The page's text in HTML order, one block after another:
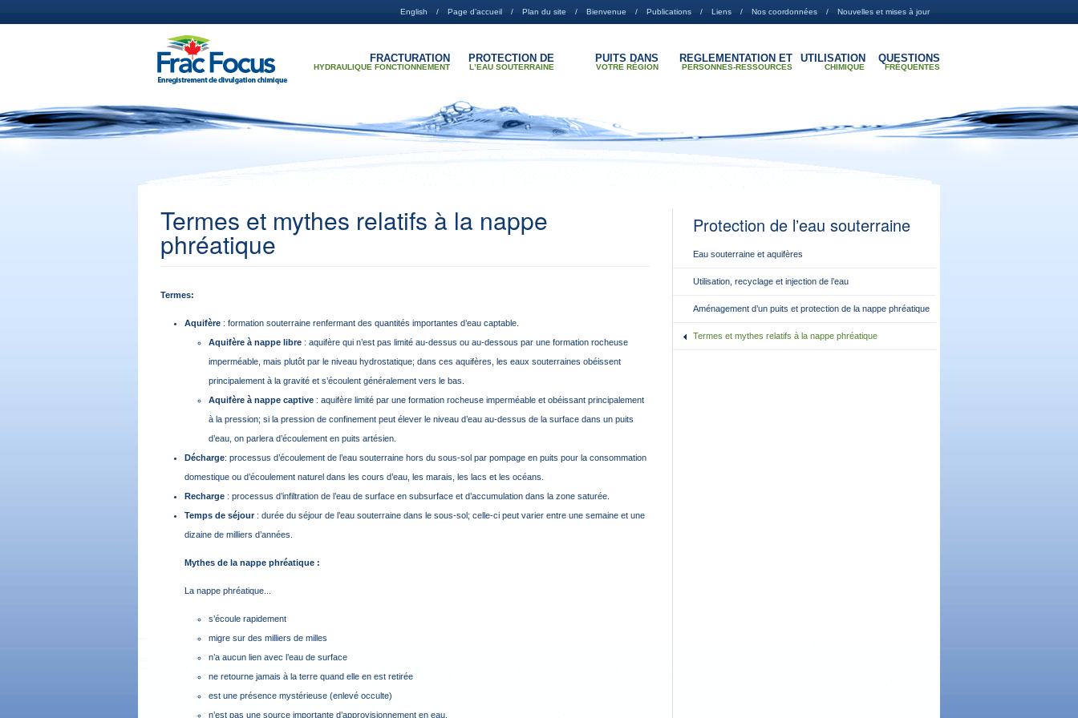
English
Page d’accueil Plan du site Bienvenue Publications Liens Nos coordonnées Nouvelles et mises à jour
FRACTURATION
HYDRAULIQUE FONCTIONNEMENT
PROTECTION DE
LʼEAU SOUTERRAINE
PUITS DANS
VOTRE RÉGION
RÉGLEMENTATION ET
PERSONNES-RESSOURCES
UTILISATION
CHIMIQUE
QUESTIONS
FRÉQUENTES
Termes et mythes relatifs à la nappe
phréatique
Termes:
Aquifère : formation souterraine renfermant des quantités importantes d’eau captable.
Aquifère à nappe libre : aquifère qui n’est pas limité au‑dessus ou au‑dessous par une formation rocheuse
imperméable, mais plutôt par le niveau hydrostatique; dans ces aquifères, les eaux souterraines obéissent
principalement à la gravité et s’écoulent généralement vers le bas.
Aquifère à nappe captive : aquifère limité par une formation rocheuse imperméable et obéissant principalement
à la pression; si la pression de confinement peut élever le niveau d’eau au‑dessus de la surface dans un puits
d’eau, on parlera d’écoulement en puits artésien.
Décharge: processus d’écoulement de l’eau souterraine hors du sous-sol par pompage en puits pour la consommation
domestique ou d’écoulement naturel dans les cours d’eau, les marais, les lacs et les océans.
Recharge : processus d’infiltration de l’eau de surface en subsurface et d’accumulation dans la zone saturée.
Temps de séjour: durée du séjour de l’eau souterraine dans le sous-sol; celle‑ci peut varier entre une semaine et une
dizaine de milliers d’années.
Mythes de la nappe phréatique :
La nappe phréatique...
s’écoule rapidement
migre sur des milliers de milles
n’a aucun lien avec l’eau de surface
ne retourne jamais à la terre quand elle en est retirée
est une présence mystérieuse (enlevé occulte)
n’est pas une source importante d’approvisionnement en eau.
Protection de lʼeau souterraine
Eau souterraine et aquifères
Utilisation, recyclage et injection de l’eau
Aménagement d’un puits et protection de la nappe phréatique
Termes et mythes relatifs à la nappe phréatique